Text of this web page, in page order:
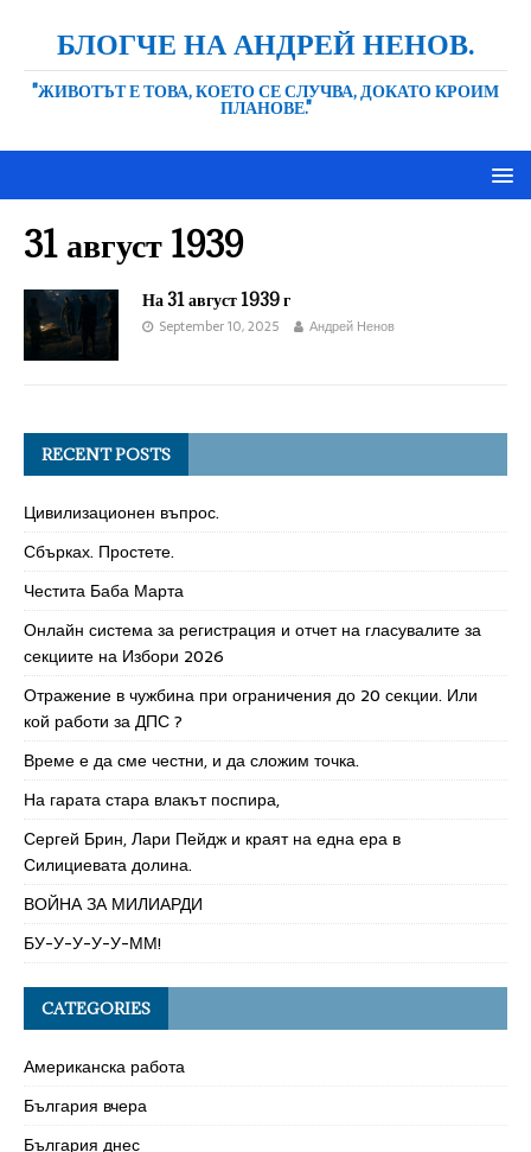
БЛОГЧЕ НА АНДРЕЙ НЕНОВ.
"ЖИВОТЪТ Е ТОВА, КОЕТО СЕ СЛУЧВА, ДОКАТО КРОИМ
ПЛАНОВЕ."
31 август 1939
На 31 август 1939 г
September 10, 2025 Андрей Ненов
RECENT POSTS
Цивилизационен въпрос.
Сбърках. Простете.
Честита Баба Марта
Онлайн система за регистрация и отчет на гласувалите за
секциите на Избори 2026
Отражение в чужбина при ограничения до 20 секции. Или
кой работи за ДПС ?
Време е да сме честни, и да сложим точка.
На гарата стара влакът поспира,
Сергей Брин, Лари Пейдж и краят на една ера в
Силициевата долина.
ВОЙНА ЗА МИЛИАРДИ
БУ-У-У-У-У-ММ!
CATEGORIES
Американска работа
България вчера
България днес